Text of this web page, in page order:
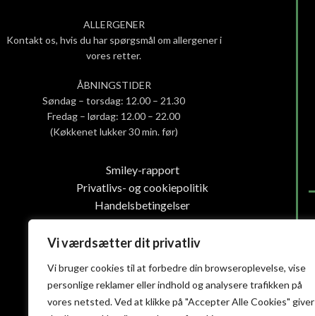
Vi værdsætter dit privatliv
Vi bruger cookies til at forbedre din browseroplevelse, vise
personlige reklamer eller indhold og analysere trafikken på
vores netsted. Ved at klikke på "Accepter Alle Cookies" giver
ALLERGENER
Kontakt os, hvis du har spørgsmål om allergener i
vores retter.
ÅBNINGSTIDER
Søndag – torsdag: 12.00 – 21.30
Fredag – lørdag: 12.00 – 22.00
(Køkkenet lukker 30 min. før)
Smiley-rapport
Privatlivs- og cookiepolitik
Handelsbetingelser